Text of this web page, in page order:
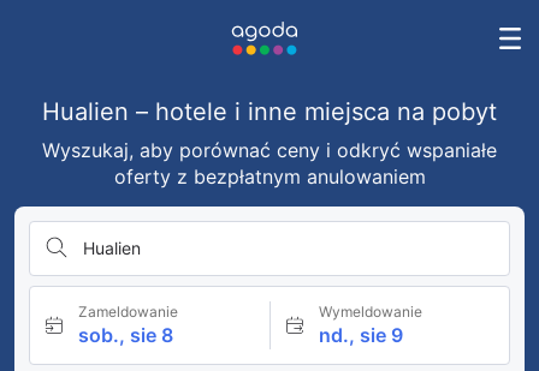
Hualien – hotele i inne miejsca na pobyt
Wyszukaj, aby porównać ceny i odkryć wspaniałe
oferty z bezpłatnym anulowaniem
Hualien
Zameldowanie
sob., sie 8
Wymeldowanie
nd., sie 9